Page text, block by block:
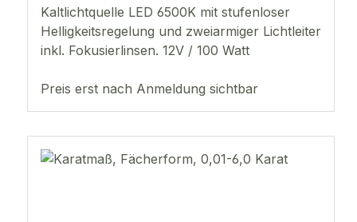
Kaltlichtquelle LED 6500K mit stufenloser
Helligkeitsregelung und zweiarmiger Lichtleiter
inkl. Fokusierlinsen. 12V / 100 Watt
Preis erst nach Anmeldung sichtbar